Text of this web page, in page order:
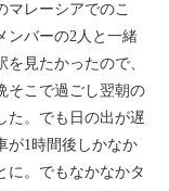
マレーシアでのこ
ンバーの2人と一緒
見たかったので、
そこで過ごし翌朝の
た。でも日の出が遅
が1時間後しかなか
に。でもなかなかタ